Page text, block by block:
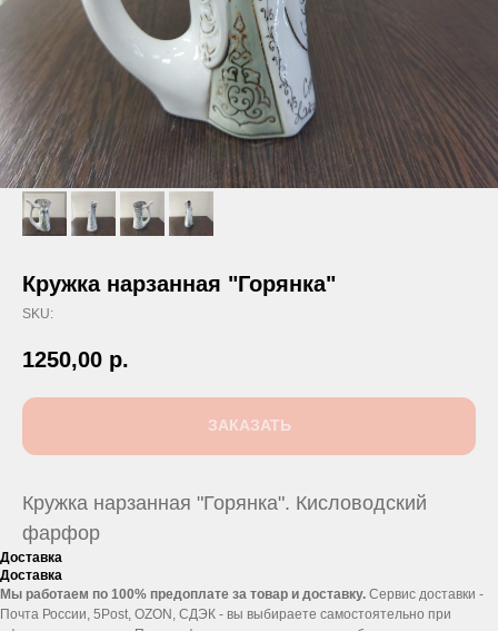
Кружка нарзанная "Горянка"
SKU:
1250,00 р.
ЗАКАЗАТЬ
Кружка нарзанная "Горянка". Кисловодский
фарфор
Доставка
Доставка
Мы работаем по 100% предоплате за товар и доставку. Сервис доставки -
Почта России, 5Post, OZON, СДЭК - вы выбираете самостоятельно при